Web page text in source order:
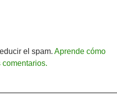
el spam. Aprende cómo